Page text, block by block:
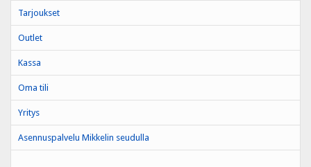
Tarjoukset
Outlet
Kassa
Oma tili
Yritys
Asennuspalvelu Mikkelin seudulla